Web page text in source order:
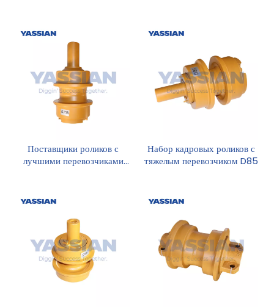
Поставщики роликов с
лучшими перевозчиками
Набор кадровых роликов с
тяжелым перевозчиком D85